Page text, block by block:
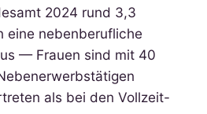
2024 rund 3,3
eine nebenberufliche
— Frauen sind mit 40
als bei den Vollzeit-